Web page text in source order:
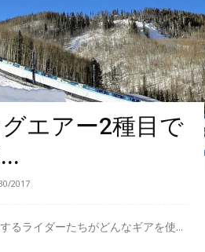
エアー2種目で
2017
るライダーたちがどんなギアを使...